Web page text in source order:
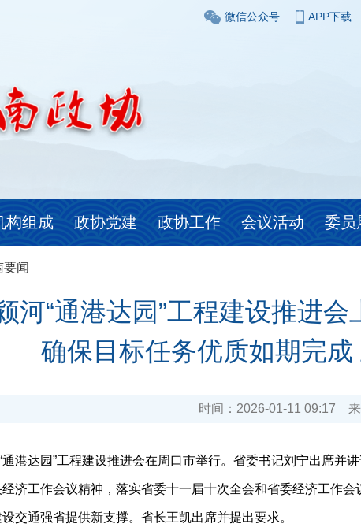
微信公众号 APP下载
构组成 政协党建 政协工作 会议活动 委员
要闻
河“通港达园”工程建设推进
确保目标任务优质如期完
时间： 2026-01-11 09:17
达园”工程建设推进会在周口市举行。省委书记刘宁出席并
济工作会议精神，落实省委十一届十次全会和省委经济工作
交通强省提供新支撑。省长王凯出席并提出要求。